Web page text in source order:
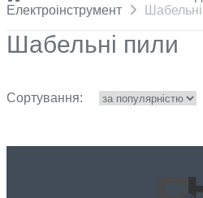
Електроінструмент
Шабельні пили
Сортування: